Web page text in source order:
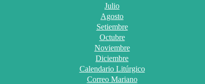
Julio
Agosto
Setiembre
Octubre
Noviembre
Diciembre
Calendario Litúrgico
Correo Mariano